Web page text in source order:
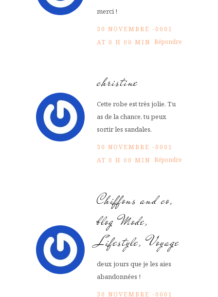
merci !
30 NOVEMBRE -0001
AT 0 H 00 MIN Répondre
christine
Cette robe est très jolie. Tu
as de la chance, tu peux
sortir les sandales.
30 NOVEMBRE -0001
AT 0 H 00 MIN Répondre
Chiffons and co,
blog Mode,
Lifestyle, Voyage
deux jours que je les aies
abandonnées !
30 NOVEMBRE -0001